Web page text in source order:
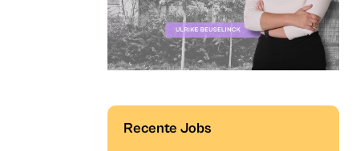
Recente Jobs